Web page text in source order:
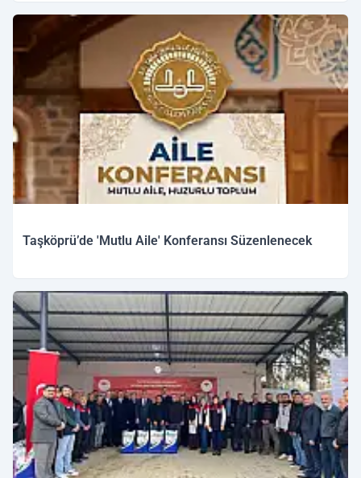
Taşköprü’de 'Mutlu Aile' Konferansı Süzenlenecek